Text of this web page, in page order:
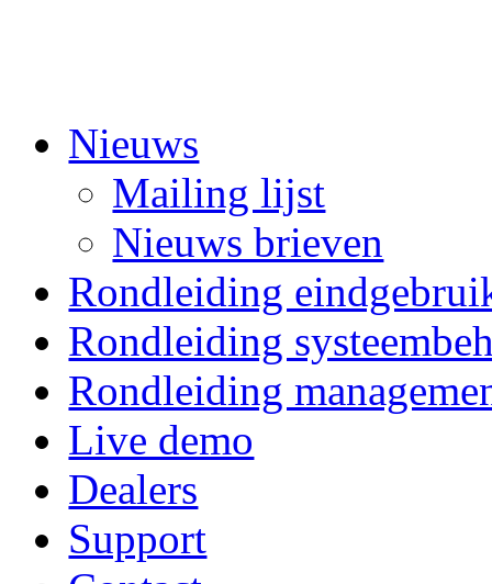
Nieuws
Mailing lijst
Nieuws brieven
Rondleiding
Rondleiding
Rondleiding
Live demo
Dealers
Support